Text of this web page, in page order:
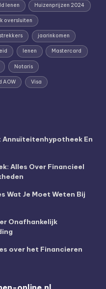
lenen Huizenprijzen 2024
oversluiten
jaarinkomen
lenen Mastercard
Notaris
AOW Visa
Annuïteitenhypotheek En
Alles Over Financieel
Wat Je Moet Weten Bij
Onafhankelijk
over het Financieren